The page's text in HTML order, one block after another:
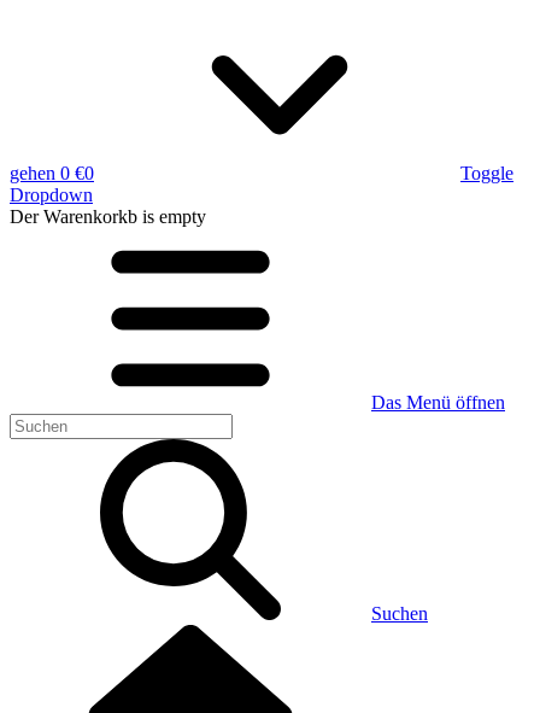
gehen 0 €0
Toggle
Dropdown
Der Warenkorkb is empty
Das Menü öffnen
Suchen